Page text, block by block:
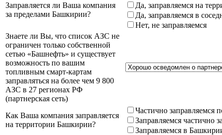
Заправляется ли Ваша компания
за пределами Башкирии?
Да, заправляемся на
Да, заправляемся в
Нет, не заправляемся
Знаете ли Вы, что список АЗС не
ограничен только собственной
сетью «Башнефть» и существует
возможность по вашим
топливным смарт-картам
заправляться на более чем 9 800
АЗС в 27 регионах РФ
(партнерская сеть)
Как Ваша компания заправляется
на территории Башкирии?
Частично заправляемся
Заправляемся частично
Заправляемся в